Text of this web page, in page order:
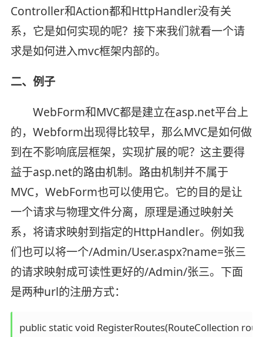
Controller和Action都和HttpHandler没有关
系，它是如何实现的呢？接下来我们就看一个请
求是如何进入mvc框架内部的。
二、例子
WebForm和MVC都是建立在asp.net平台上
的，Webform出现得比较早，那么MVC是如何做
到在不影响底层框架，实现扩展的呢？这主要得
益于asp.net的路由机制。路由机制并不属于
MVC，WebForm也可以使用它。它的目的是让
一个请求与物理文件分离，原理是通过映射关
系，将请求映射到指定的HttpHandler。例如我
们也可以将一个/Admin/User.aspx?name=张三
的请求映射成可读性更好的/Admin/张三。下面
是两种url的注册方式：
public static void RegisterRoutes(RouteCollection